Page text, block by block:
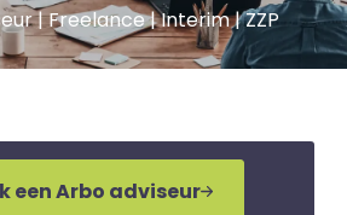
| Freelance | Interim | ZZP
een Arbo adviseur